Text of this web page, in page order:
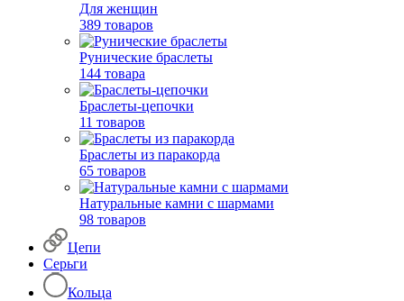
Для женщин
389 товаров
Рунические браслеты
144 товара
Браслеты-цепочки
11 товаров
Браслеты из паракорда
65 товаров
Натуральные камни с шармами
98 товаров
Цепи
Серьги
Кольца